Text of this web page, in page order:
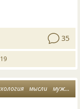
35
мысли мужчина